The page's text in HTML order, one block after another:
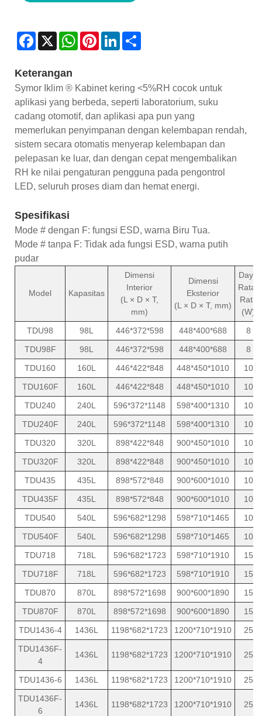
Facebook
X WhatsAppPinterestLinkedIn
Keterangan
Symor Iklim ® Kabinet kering <5%RH cocok untuk
aplikasi yang berbeda, seperti laboratorium, suku
cadang otomotif, dan aplikasi apa pun yang
memerlukan penyimpanan dengan kelembapan rendah,
sistem secara otomatis menyerap kelembapan dan
pelepasan ke luar, dan dengan cepat mengembalikan
RH ke nilai pengaturan pengguna pada pengontrol
LED, seluruh proses diam dan hemat energi.
Spesifikasi
Mode # dengan F: fungsi ESD, warna Biru Tua.
Mode # tanpa F: Tidak ada fungsi ESD, warna putih
pudar
Model Kapasitas
Dimensi
Interior
(L × D × T,
mm)
Dimensi
Eksterior
(L × D × T, mm)
Daya
Rata-
Rata
(W)
TDU98
98L 446*372*598 448*400*688
8
TDU98F
98L 446*372*598 448*400*688
8
TDU160
160L 446*422*848 448*450*1010
10
TDU160F
160L 446*422*848 448*450*1010
10
TDU240
240L 596*372*1148 598*400*1310
10
TDU240F
240L 596*372*1148 598*400*1310
10
TDU320
320L 898*422*848 900*450*1010
10
TDU320F
320L 898*422*848 900*450*1010
10
TDU435
435L 898*572*848 900*600*1010
10
TDU435F
435L 898*572*848 900*600*1010
10
TDU540
540L 596*682*1298 598*710*1465
10
TDU540F
540L 596*682*1298 598*710*1465
10
TDU718
718L 596*682*1723 598*710*1910
15
TDU718F
718L 596*682*1723 598*710*1910
15
TDU870
870L 898*572*1698 900*600*1890
15
TDU870F
870L 898*572*1698 900*600*1890
15
TDU1436-4
1436L 1198*682*1723 1200*710*1910
25
TDU1436F-
4
1436L 1198*682*1723 1200*710*1910 25
TDU1436-6 1436L 1198*682*1723 1200*710*1910
25
TDU1436F-
6
1436L 1198*682*1723 1200*710*1910 25